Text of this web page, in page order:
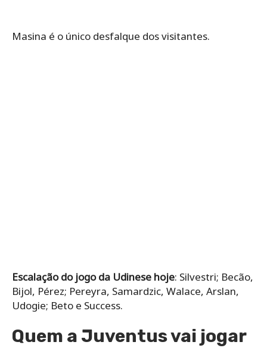
Masina é o único desfalque dos visitantes.
Escalação do jogo da Udinese hoje: Silvestri; Becão,
Bijol, Pérez; Pereyra, Samardzic, Walace, Arslan,
Udogie; Beto e Success.
Quem a Juventus vai jogar